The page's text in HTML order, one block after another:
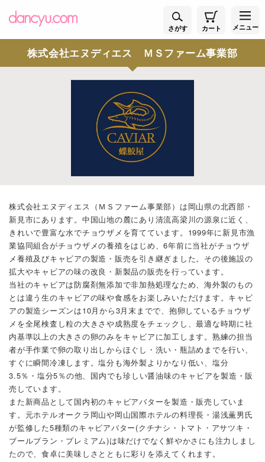
さがす カート メニュー
株式会社エヌディエス ＭＳファーム事業部
株式会社エヌディエス（ＭＳファーム事業部）は岡山県の北西部・
新見市にあります。中国山地の麓にあり清流高梁川の源泉に近く、
きれいで豊富な水でチョウザメを育てています。1999年に新見市漁
業協同組合がチョウザメの養殖をはじめ、6年前に当社がチョウザ
メ養殖及びキャビアの製造・販売を引き継ぎました。その後施設の
拡大やキャビアの味の改良・新製品の販売を行っています。
当社のキャビアは防腐剤無添加で非加熱処理なため、海外製のもの
とは違う生のキャビアの味や食感をお楽しみいただけます。キャビ
アの製造シーズンは10月から3月末までで、抱卵しているチョウザ
メを全尾検査し粒の大きさや成熟度をチェックし、最適な時期に社
内基準以上の大きさの卵のみをキャビアに加工します。熟練の担当
者が手作業で卵の取り出しからほぐし・洗い・瓶詰めまでを行い、
すぐに瞬間冷凍します。塩分も海外製よりかなり低い、塩分
3.5％・塩分5％の他、国内でも珍しい醤油味のキャビアを製造・販
売しています。
また新商品として国内初のキャビアバターを製造・販売していま
す。元ホテルオークラ岡山や岡山国際ホテルの料理長・湯浅薫男氏
が監修した5種類のキャビアバター(クチナシ・トマト・アサツキ・
ブールブラン・プレミアム)は味だけでなく鮮やかさにも注力しまし
たので、食卓に美味しさとともに彩りを添えてくれます。